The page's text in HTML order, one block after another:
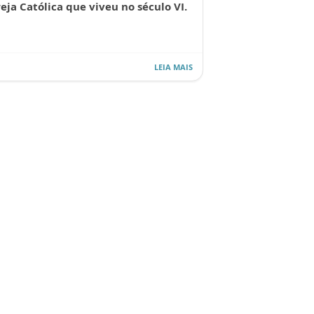
Católica que viveu no século VI.
LEIA MAIS